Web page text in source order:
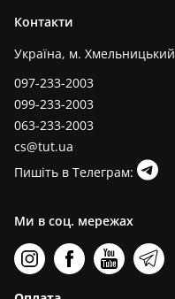
Контакти
Україна, м. Хмельницький
097-233-2003
099-233-2003
063-233-2003
cs@tut.ua
Пишіть в Телеграм:
Ми в соц. мережах